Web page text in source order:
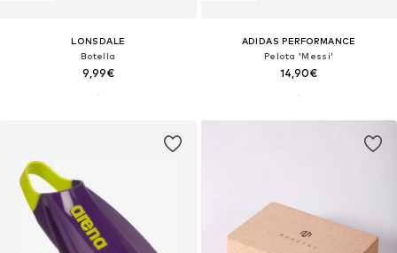
LONSDALE
Botella
9,99€
ADIDAS PERFORMANCE
Pelota 'Messi'
14,90€